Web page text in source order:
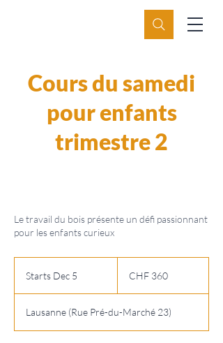
Cours du samedi
pour enfants
trimestre 2
Le travail du bois présente un défi passionnant
pour les enfants curieux
Starts Dec 5
r
t
francsCHF 360
Lausanne (Rue Pré-du-Marché 23)